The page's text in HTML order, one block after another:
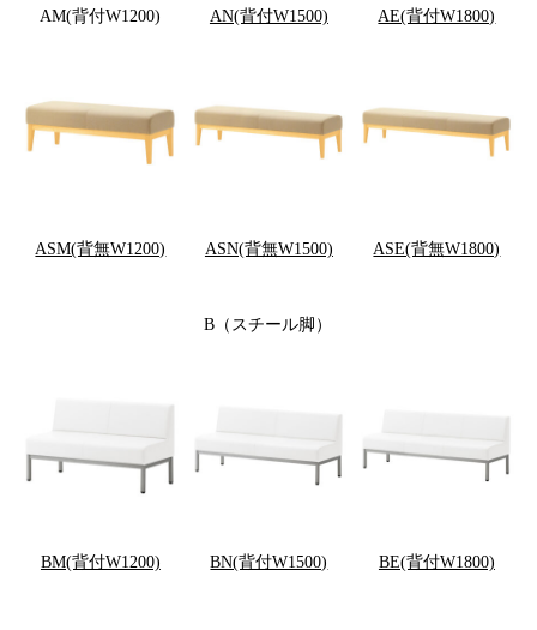
AM(背付W1200) AN(背付W1500) AE(背付W1800)
ASM(背無W1200) ASN(背無W1500) ASE(背無W1800)
B（スチール脚）
BM(背付W1200) BN(背付W1500) BE(背付W1800)